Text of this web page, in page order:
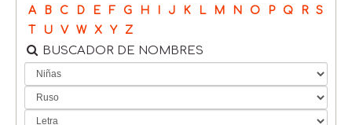
A B C D E F G H I J K L M N O P Q R
S
T
U V W X Y Z
BUSCADOR DE NOMBRES